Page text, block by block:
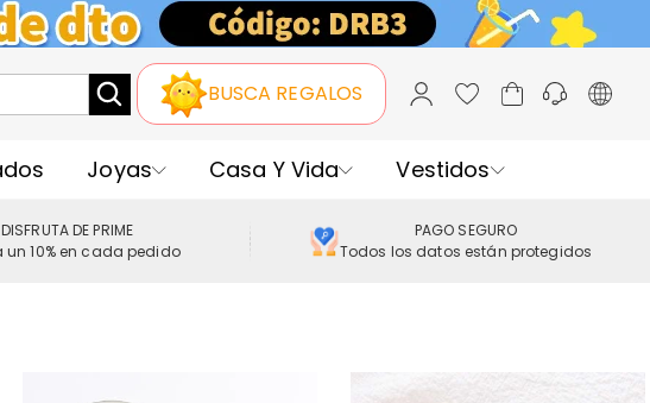
BUSCA REGALOS
Joyas Casa Y Vida Vestidos
DISFRUTA DE PRIME
un 10% en cada pedido
PAGO SEGURO
Todos los datos están protegidos